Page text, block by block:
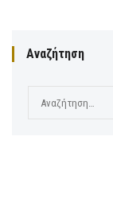
Αναζήτηση